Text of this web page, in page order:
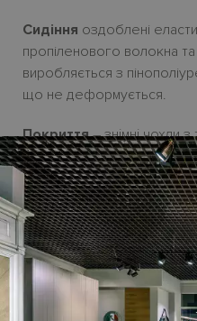
Сидіння оздоблені
пропіленового волокна
виробляється з
що не деформується.
Покриття– знiмнiчохли з
екошкiри і еконубуку.
Ніжки- металеві H15см у
Ціна банкеткиELINEна
тканини.
Виготовля ться
під